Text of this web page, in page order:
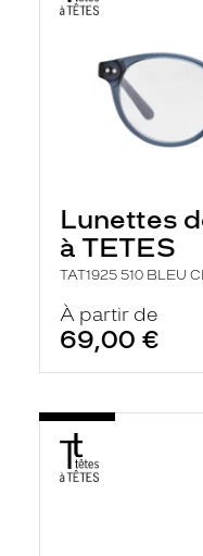
Lunettes
à TETES
TAT1925 510 BLEU
À partir de
69,00 €